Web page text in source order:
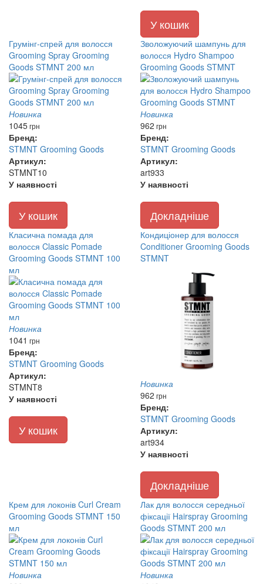
У кошик
Грумінг-спрей для волосся
Grooming Spray Grooming
Goods STMNT 200 мл
Новинка
1045грн
Бренд:
STMNT Grooming Goods
Артикул:
STMNT10
У наявності
У кошик
Зволожуючий шампунь для
волосся Hydro Shampoo
Grooming Goods STMNT
Новинка
962 грн
Бренд:
STMNT Grooming Goods
Артикул:
art933
У наявності
Докладніше
Класична помада для
волосся Classic Pomade
Grooming Goods STMNT 100
мл
Новинка
1041 грн
Бренд:
STMNT Grooming Goods
Артикул:
STMNT8
У наявності
У кошик
Кондиціонер для волосся
Conditioner Grooming Goods
STMNT
Новинка
962 грн
Бренд:
STMNT Grooming Goods
Артикул:
art934
У наявності
Докладніше
Крем для локонів Curl Cream
Grooming Goods STMNT 150
мл
Новинка
Лак для волосся середньої
фіксації Hairspray Grooming
Goods STMNT 200 мл
Новинка